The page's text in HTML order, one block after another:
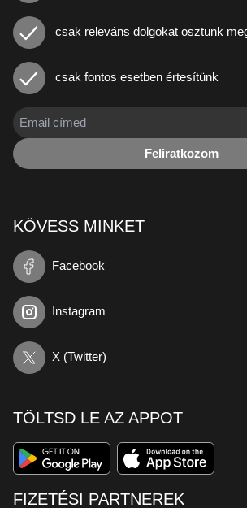
Sunday morning session • 262
2026.04.26. - 08:00
Meghallgatom
Sunday morning session • 261
2026.04.19. - 08:00
acidjazz
Meghallgatom
Sunday morning session • 260